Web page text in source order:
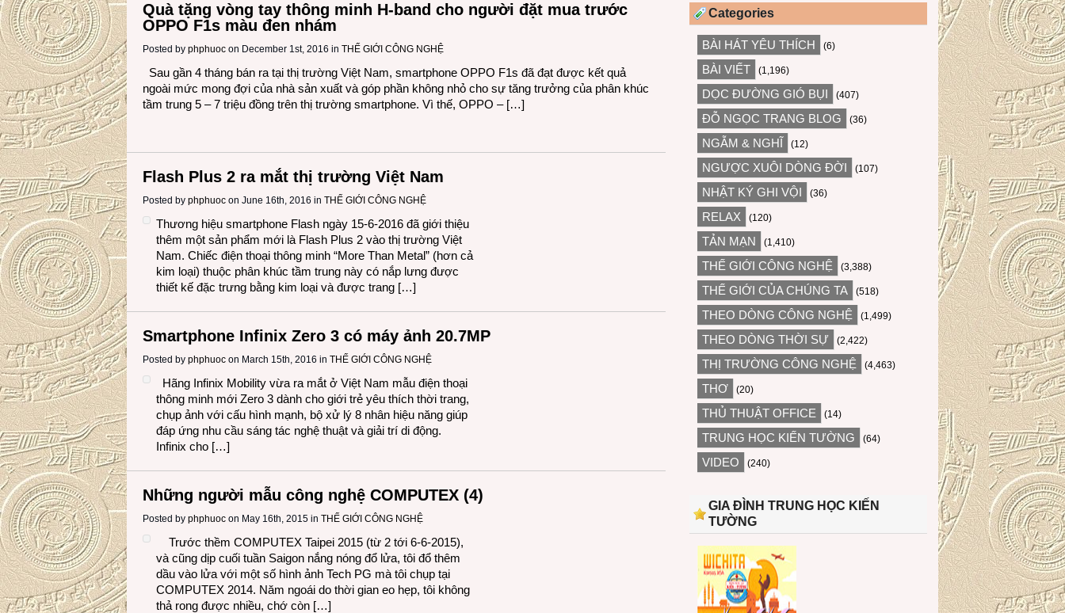
Quà tặng vòng tay thông minh H-band cho người đặt mua trước
OPPO F1s màu đen nhám
Posted by phphuoc on December 1st, 2016 in THẾ GIỚI CÔNG NGHỆ
Sau gần 4 tháng bán ra tại thị trường Việt Nam, smartphone OPPO F1s đã đạt được kết quả
ngoài mức mong đợi của nhà sản xuất và góp phần không nhỏ cho sự tăng trưởng của phân khúc
tầm trung 5 – 7 triệu đồng trên thị trường smartphone. Vì thế, OPPO – […]
Flash Plus 2 ra mắt thị trường Việt Nam
Posted by phphuoc on June 16th, 2016 in THẾ GIỚI CÔNG NGHỆ
Thương hiệu smartphone Flash ngày 15-6-2016 đã giới thiệu
thêm một sản phẩm mới là Flash Plus 2 vào thị trường Việt
Nam. Chiếc điện thoại thông minh “More Than Metal” (hơn cả
kim loại) thuộc phân khúc tầm trung này có nắp lưng được
thiết kế đặc trưng bằng kim loại và được trang […]
Smartphone Infinix Zero 3 có máy ảnh 20.7MP
Posted by phphuoc on March 15th, 2016 in THẾ GIỚI CÔNG NGHỆ
Hãng Infinix Mobility vừa ra mắt ở Việt Nam mẫu điện thoại
thông minh mới Zero 3 dành cho giới trẻ yêu thích thời trang,
chụp ảnh với cấu hình mạnh, bộ xử lý 8 nhân hiệu năng giúp
đáp ứng nhu cầu sáng tác nghệ thuật và giải trí di động.
Infinix cho […]
Những người mẫu công nghệ COMPUTEX (4)
Posted by phphuoc on May 16th, 2015 in THẾ GIỚI CÔNG NGHỆ
Trước thềm COMPUTEX Taipei 2015 (từ 2 tới 6-6-2015),
và cũng dịp cuối tuần Saigon nắng nóng đổ lửa, tôi đổ thêm
dầu vào lửa với một số hình ảnh Tech PG mà tôi chụp tại
COMPUTEX 2014. Năm ngoái do thời gian eo hẹp, tôi không
thả rong được nhiều, chớ còn […]
Categories
BÀI HÁT YÊU THÍCH (6)
BÀI VIẾT (1,196)
DỌC ĐƯỜNG GIÓ BỤI (407)
ĐỖ NGỌC TRANG BLOG (36)
NGẪM & NGHĨ (12)
NGƯỢC XUÔI DÒNG ĐỜI (107)
NHẬT KÝ GHI VỘI (36)
RELAX (120)
TẢN MẠN (1,410)
THẾ GIỚI CÔNG NGHỆ (3,388)
THẾ GIỚI CỦA CHÚNG TA (518)
THEO DÒNG CÔNG NGHỆ (1,499)
THEO DÒNG THỜI SỰ (2,422)
THỊ TRƯỜNG CÔNG NGHỆ (4,463)
THƠ (20)
THỦ THUẬT OFFICE (14)
TRUNG HỌC KIẾN TƯỜNG (64)
VIDEO (240)
GIA ĐÌNH TRUNG HỌC KIẾN
TƯỜNG